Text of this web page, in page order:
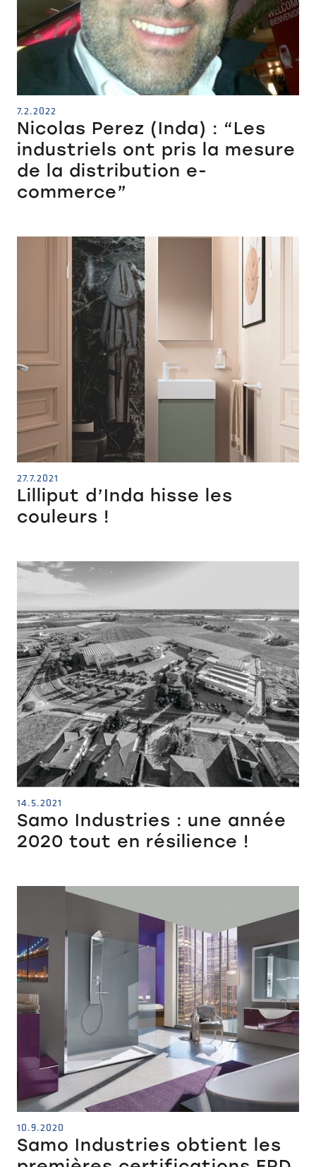
7.2.2022
Nicolas Perez (Inda) : “Les
industriels ont pris la mesure
de la distribution e-
commerce”
27.7.2021
Lilliput d’Inda hisse les
couleurs !
14.5.2021
Samo Industries : une année
2020 tout en résilience !
10.9.2020
Samo Industries obtient les